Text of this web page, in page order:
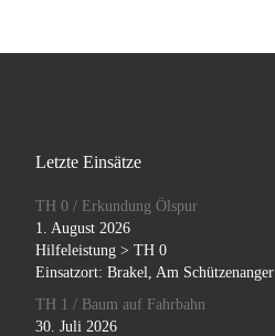
Letzte Einsätze
TH 0 / Erkundung Ölspur
1. August 2026
Hilfeleistung > TH 0
Einsatzort: Brakel, Am Schützenanger
TH 1 / Baum auf Fahrbahn
30. Juli 2026